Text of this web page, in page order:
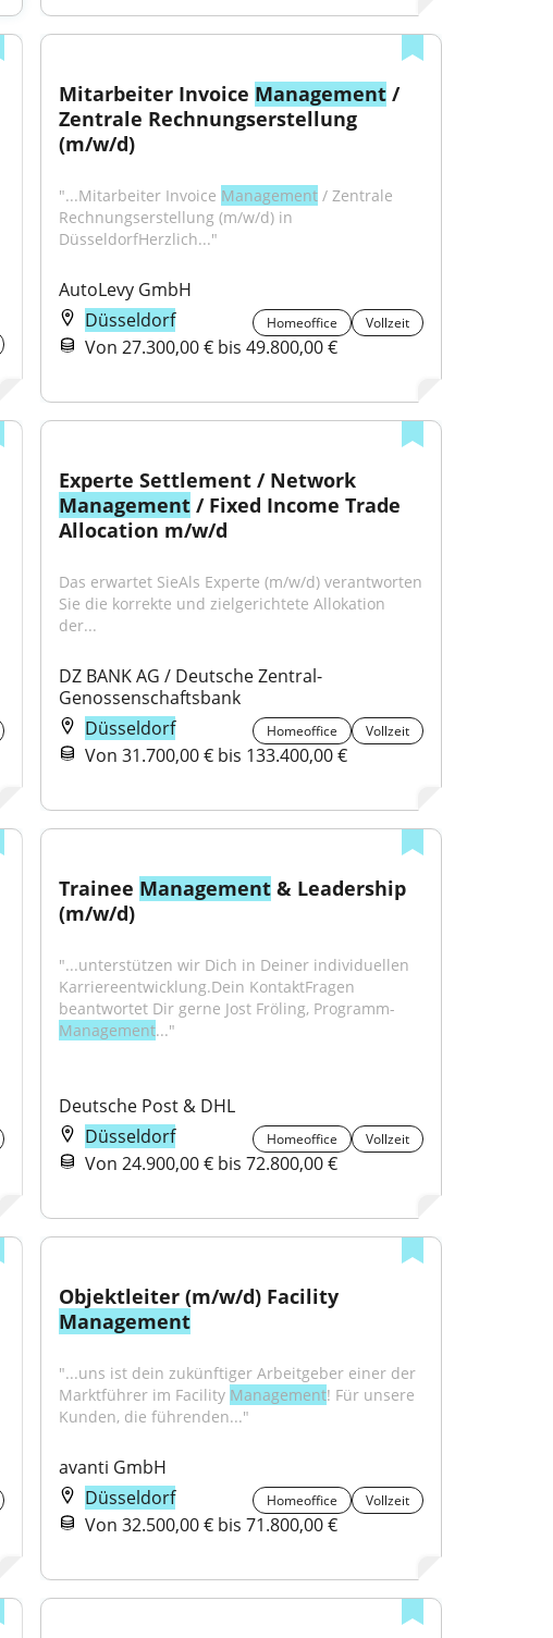
Mitarbeiter Invoice Management /
Zentrale Rechnungserstellung
(m/w/d)
"...Mitarbeiter Invoice Management / Zentrale
Rechnungserstellung (m/w/d) in
DüsseldorfHerzlich..."
AutoLevy GmbH
Düsseldorf
Homeoffice Vollzeit
Von 27.300,00 € bis 49.800,00 €
Experte Settlement / Network
Management / Fixed Income Trade
Allocation m/w/d
Das erwartet SieAls Experte (m/w/d) verantworten
Sie die korrekte und zielgerichtete Allokation
der...
DZ BANK AG / Deutsche Zentral-
Genossenschaftsbank
Düsseldorf
Homeoffice Vollzeit
Von 31.700,00 € bis 133.400,00 €
Trainee Management & Leadership
(m/w/d)
"...unterstützen wir Dich in Deiner individuellen
Karriereentwicklung.Dein KontaktFragen
beantwortet Dir gerne Jost Fröling, Programm-
Management..."
Deutsche Post & DHL
Düsseldorf
Homeoffice Vollzeit
Von 24.900,00 € bis 72.800,00 €
Objektleiter (m/w/d) Facility
Management
"...uns ist dein zukünftiger Arbeitgeber einer der
Marktführer im Facility Management! Für unsere
Kunden, die führenden..."
avanti GmbH
Düsseldorf
Homeoffice Vollzeit
Von 32.500,00 € bis 71.800,00 €